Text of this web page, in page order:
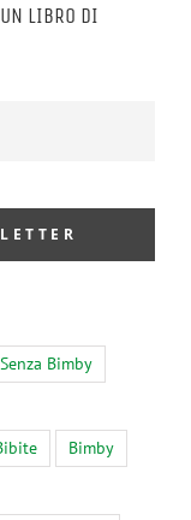
LIBRO DI
Bimby
Bimby